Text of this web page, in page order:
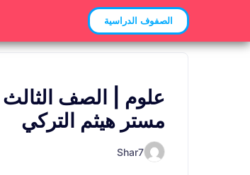
الصفوف الدراسية
علوم | الصف الثالث
مستر هيثم التركي
Shar7